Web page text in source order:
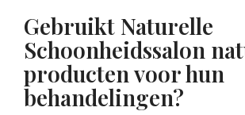
Gebruikt Naturelle
Schoonheidssalon
producten voor hun
behandelingen?